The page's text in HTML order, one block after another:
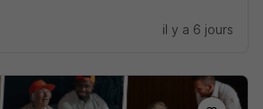
il y a 6 jours